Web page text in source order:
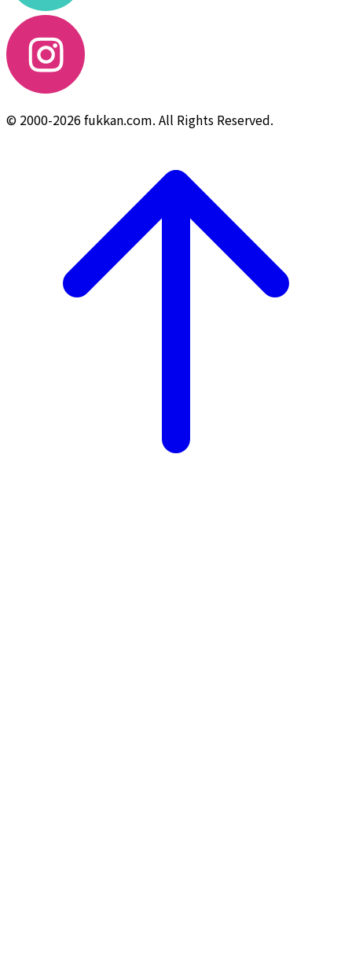
© 2000-2026 fukkan.com. All Rights Reserved.